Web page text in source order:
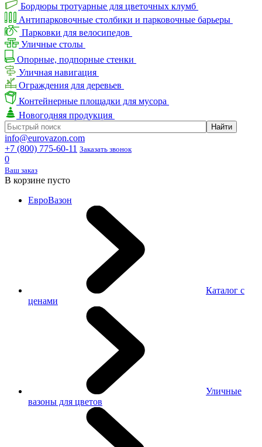
Бордюры тротуарные для цветочных клумб
Антипарковочные столбики и парковочные барьеры
Парковки для велосипедов
Уличные столы
Опорные, подпорные стенки
Уличная навигация
Ограждения для деревьев
Контейнерные площадки для мусора
Новогодняя продукция
info@eurovazon.com
+7 (800) 775-60-11 Заказать звонок
0
Ваш заказ
В корзине пусто
ЕвроВазон
Каталог с
ценами
Уличные
вазоны для цветов